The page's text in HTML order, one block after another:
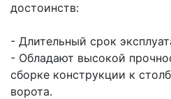
достоинств:
- Длительный срок
- Обладают высокой
сборке конструкции к
ворота.